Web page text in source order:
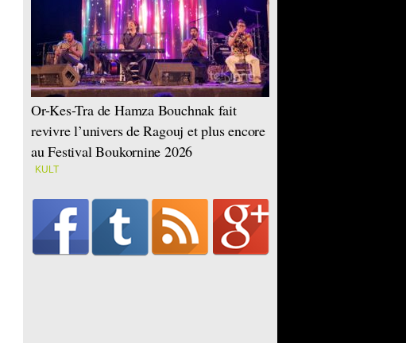
Or-Kes-Tra de Hamza Bouchnak fait
revivre l’univers de Ragouj et plus encore
au Festival Boukornine 2026
KULT